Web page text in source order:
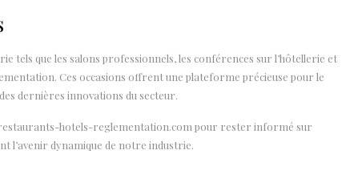
tels que les salons professionnels, les conférences sur l’hôtellerie et
Ces occasions offrent une plateforme précieuse pour le
dernières innovations du secteur.
hotels-reglementation.com pour rester informé sur
l’avenir dynamique de notre industrie.